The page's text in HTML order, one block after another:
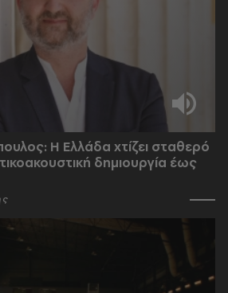
Η Ελλάδα χτίζει σταθερό
δημιουργία έως